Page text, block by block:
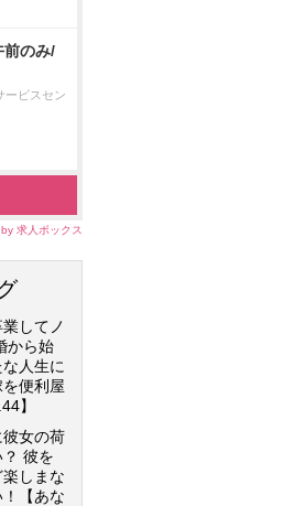
前のみ/
ービスセン
求人ボックス
してノ
から始
人生に
便利屋
】
女の荷
彼を
しまな
【あな